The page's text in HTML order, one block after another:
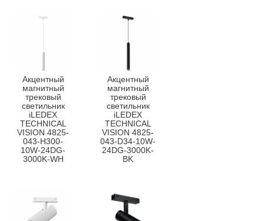
Акцентный
магнитный
трековый
светильник
iLEDEX
TECHNICAL
VISION 4825-
043-H300-
10W-24DG-
3000K-WH
Акцентный
магнитный
трековый
светильник
iLEDEX
TECHNICAL
VISION 4825-
043-D34-10W-
24DG-3000K-
BK